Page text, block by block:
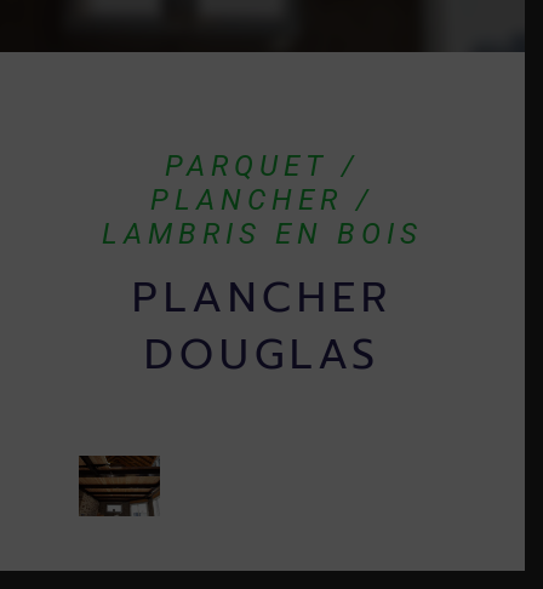
PARQUET /
PLANCHER /
LAMBRIS EN BOIS
PLANCHER
DOUGLAS